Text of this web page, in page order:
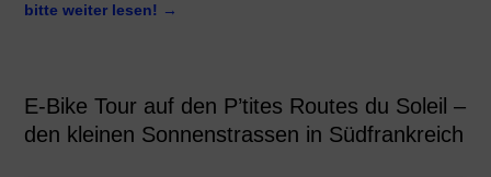
bitte weiter lesen! →
E-Bike Tour auf den P’tites Routes du Soleil –
den kleinen Sonnenstrassen in Südfrankreich